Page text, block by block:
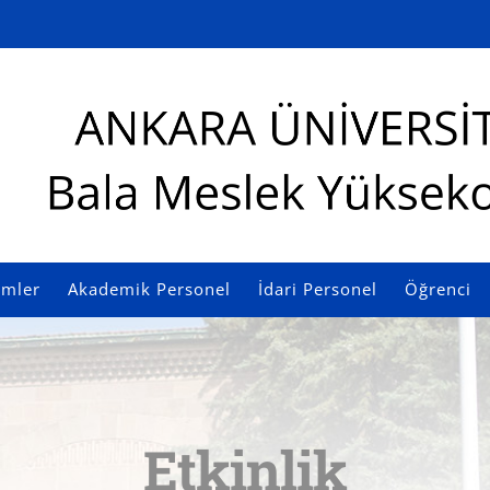
Akademik Personel İdari Personel Öğrenci
Etkinlik